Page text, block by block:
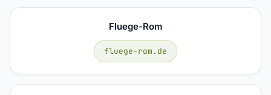
Fluege-Rom
fluege-rom.de